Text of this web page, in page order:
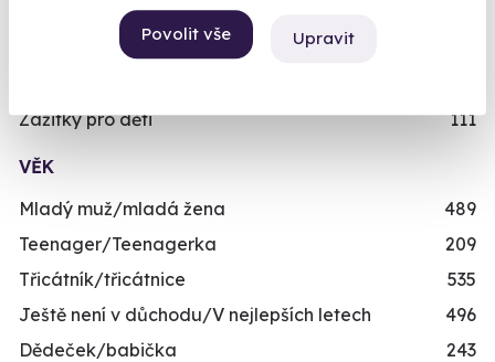
Povolit vše Upravit
rezervujte vy nebo obdarovaný později.
Již mám poukaz
Skupinové zážitky
Zážitky pro handicapované
Zážitky pro děti
111
VĚK
Mladý muž/mladá žena
489
Teenager/Teenagerka
209
Třicátník/třicátnice
535
Ještě není v důchodu/V nejlepších letech
496
Dědeček/babička
243